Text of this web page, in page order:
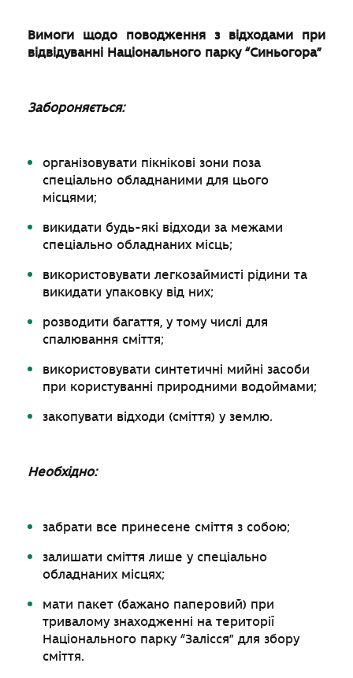
Вимоги щодо поводження з відходами при
відвідуванні Національного парку “Синьогора”
Забороняється:
організовувати пікнікові зони поза
спеціально обладнаними для цього
місцями;
викидати будь-які відходи за межами
спеціально обладнаних місць;
використовувати легкозаймисті рідини та
викидати упаковку від них;
розводити багаття, у тому числі для
спалювання сміття;
використовувати синтетичні мийні засоби
при користуванні природними водоймами;
закопувати відходи (сміття) у землю.
Необхідно:
забрати все принесене сміття з собою;
залишати сміття лише у спеціально
обладнаних місцях;
мати пакет (бажано паперовий) при
тривалому знаходженні на території
Національного парку “Залісся” для збору
сміття.